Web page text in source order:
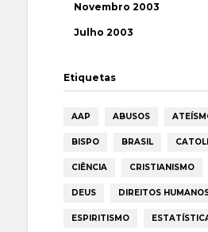
Novembro 2003
Julho 2003
Etiquetas
AAP ABUSOS
BISPO BRASIL
CIÊNCIA CRISTIANISMO
DEUS DIREITOS
ESPIRITISMO